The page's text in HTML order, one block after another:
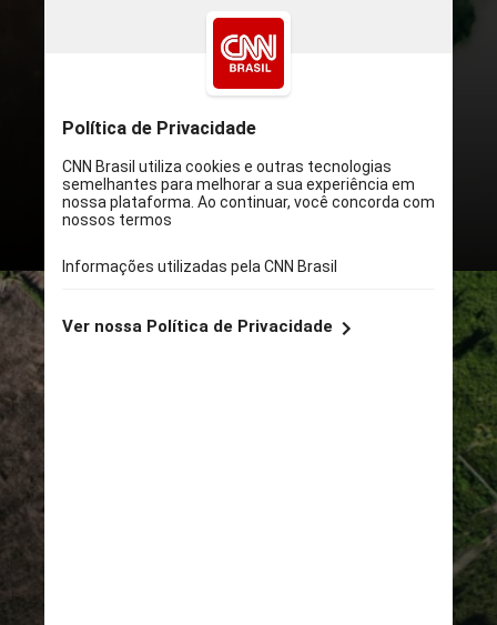
116 quilômetros quadrados (km²),
80% a menos do que a área
calculada em 2022, quando atingiu